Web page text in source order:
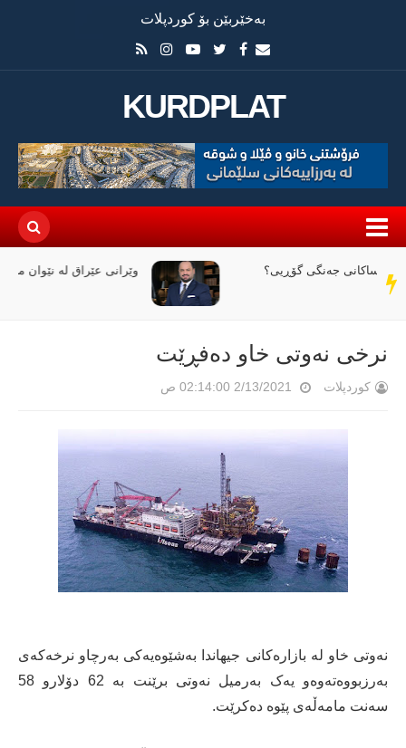
بەخێربێن بۆ کوردپلات
KURDPLAT
سەر
دێڕ
وێرانی عێراق لە نێوان ملیاران و ئاگردا
نرخى نه‌وتى خاو ده‌فڕێت
کوردپلات 2/13/2021 02:14:00 ص
نه‌وتى خاو له‌ بازاره‌کانى جیهاندا به‌شێوه‌یه‌کى به‌رچاو نرخه‌که‌ى
به‌رزبووه‌ته‌وه‌و یه‌ک به‌رمیل نه‌وتى برێنت به‌ 62 دۆلارو 58
سه‌نت مامه‌ڵه‌ى پێوه‌ ده‌کرێت.